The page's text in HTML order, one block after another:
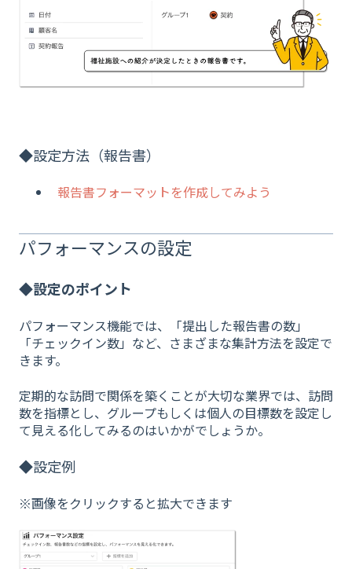
◆設定方法（報告書）
報告書フォーマットを作成してみよう
パフォーマンスの設定
◆設定のポイント
パフォーマンス機能では、「提出した報告書の数」
「チェックイン数」など、さまざまな集計方法を設定で
きます。
定期的な訪問で関係を築くことが大切な業界では、訪問
数を指標とし、グループもしくは個人の目標数を設定し
て見える化してみるのはいかがでしょうか。
◆設定例
※画像をクリックすると拡大できます